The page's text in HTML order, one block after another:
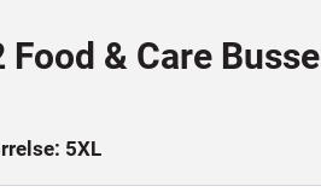
Food & Care
5XL